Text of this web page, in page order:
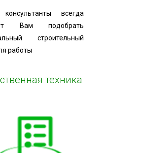
всегда
Вам подобрать
строительный
работы
техника